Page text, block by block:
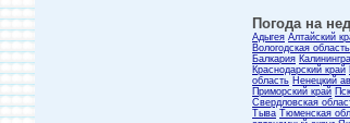
Погода на
Адыгея Алтайский
Вологодская область
Балкария
Краснодарский край
область Ненецкий
Приморский край
Свердловская
Тыва Тюменская